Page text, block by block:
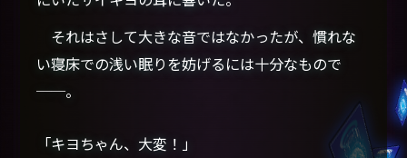
それはさして大きな音ではなかったが、慣れな
い寝床での浅い眠りを妨げるには十分なもので
──。
「キヨちゃん、大変！」